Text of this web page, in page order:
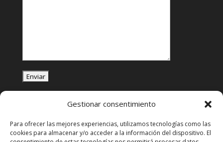
Gestionar consentimiento
Para ofrecer las mejores experiencias, utilizamos tecnologías como las
cookies para almacenar y/o acceder a la información del dispositivo. El